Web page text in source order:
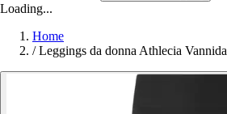
Loading...
Home
/ Leggings da donna Athlecia Vannida